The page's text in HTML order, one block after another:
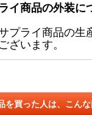
イ商品の外装に
プライ商品の生
ざいます。
を買った人は、こん